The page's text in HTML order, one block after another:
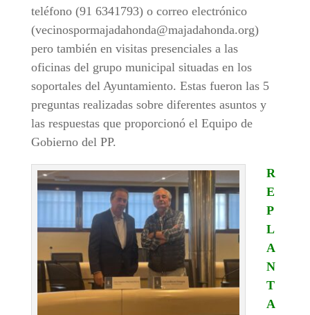
teléfono (91 6341793) o correo electrónico
(vecinospormajadahonda@majadahonda.org)
pero también en visitas presenciales a las
oficinas del grupo municipal situadas en los
soportales del Ayuntamiento. Estas fueron las 5
preguntas realizadas sobre diferentes asuntos y
las respuestas que proporcionó el Equipo de
Gobierno del PP.
R
E
P
L
A
N
T
A